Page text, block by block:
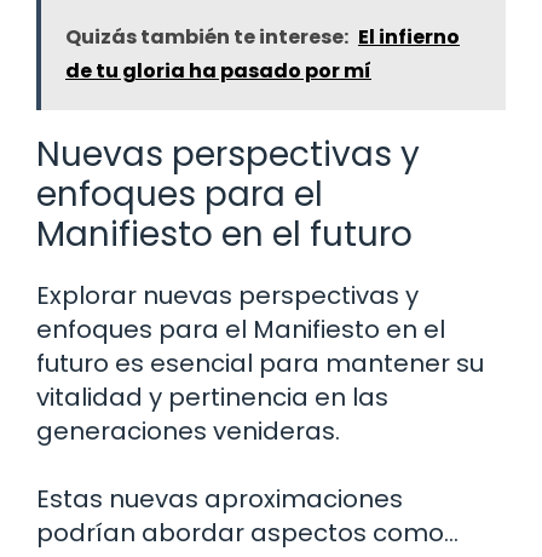
Quizás también te interese: El infierno
de tu gloria ha pasado por mí
Nuevas perspectivas y
enfoques para el
Manifiesto en el futuro
Explorar nuevas perspectivas y
enfoques para el Manifiesto en el
futuro es esencial para mantener su
vitalidad y pertinencia en las
generaciones venideras.
Estas nuevas aproximaciones
podrían abordar aspectos como…